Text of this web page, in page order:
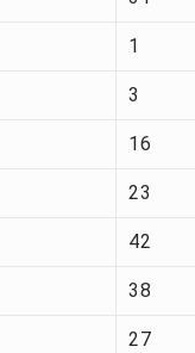
1
3
16
23
42
38
27